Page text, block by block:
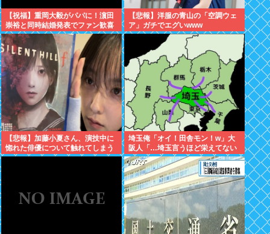
【祝福】重岡大毅がパパに！濵田
崇裕と同時結婚発表でファン歓喜
【悲報】洋服の青山の「空調ウェ
ア」ガチでエグいwww
【悲報】加藤小夏さん、演技中に
惚れた俳優について触れてしまう
埼玉俺「オイ！田舎モン！w」大
阪人「…埼玉言うほど栄えてない
やん」俺「でも、西やんw」